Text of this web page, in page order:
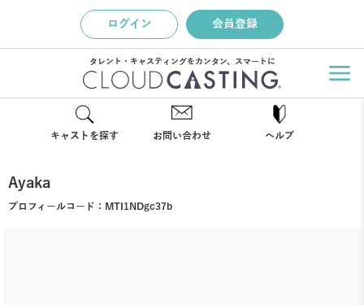
ログイン 会員登録
タレント・キャスティングをカンタン、スマートに
キャストを探す お問い合わせ ヘルプ
Ayaka
プロフィールコード： MTI1NDgc37b